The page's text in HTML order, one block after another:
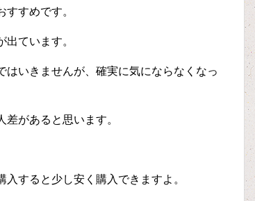
すめです。
ています。
いきませんが、確実に気にならなくなっ
があると思います。
すると少し安く購入できますよ。